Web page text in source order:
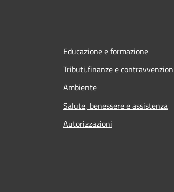
Educazione e formazione
Tributi,finanze e
Ambiente
Salute, benessere e assistenza
Autorizzazioni